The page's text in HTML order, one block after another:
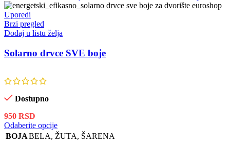
Uporedi
Brzi pregled
Dodaj u listu želja
Solarno drvce SVE boje
Dostupno
950 RSD
Odaberite opcijeOvaj
proizvod
BOJABELA, ŽUTA, ŠARENA